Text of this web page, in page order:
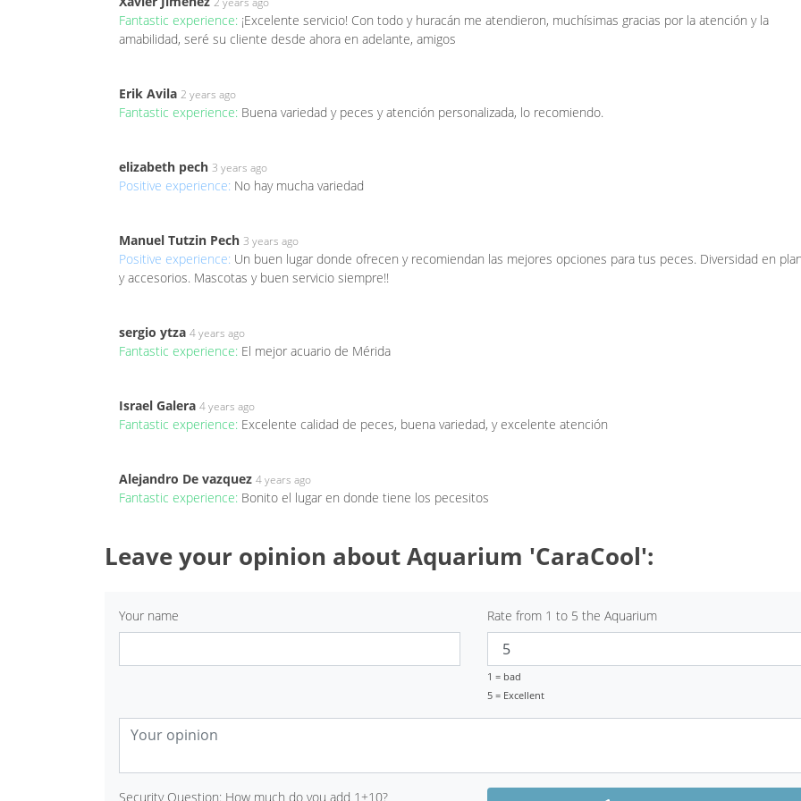
Fantastic experience: ¡Excelente servicio! Con todo y huracán me atendieron, muchísimas gracias por la atención y la
amabilidad, seré su cliente desde ahora en adelante, amigos
Erik Avila 2 years ago
Fantastic experience: Buena variedad y peces y atención personalizada, lo recomiendo.
elizabeth pech 3 years ago
Positive experience: No hay mucha variedad
Manuel Tutzin Pech 3 years ago
Positive experience: Un buen lugar donde ofrecen y recomiendan las mejores opciones para tus peces. Diversidad en
y accesorios. Mascotas y buen servicio siempre!!
sergio ytza 4 years ago
Fantastic experience: El mejor acuario de Mérida
Israel Galera 4 years ago
Fantastic experience: Excelente calidad de peces, buena variedad, y excelente atención
Alejandro De vazquez 4 years ago
Fantastic experience: Bonito el lugar en donde tiene los pecesitos
Leave your opinion about Aquarium 'CaraCool':
Your name Rate from 1 to 5 the Aquarium
1 = bad
5 = Excellent
Security Question: How much do you add 1+10?